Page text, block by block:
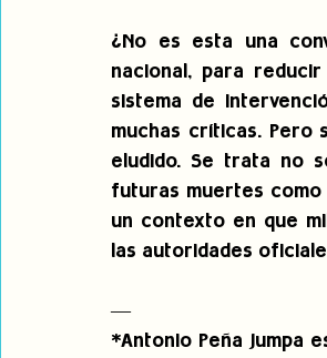
¿No es esta una
nacional, para
sistema de
muchas críticas. Pero
eludido. Se trata no
futuras muertes como
un contexto en que
las autoridades
—
*Antonio Peña Jumpa